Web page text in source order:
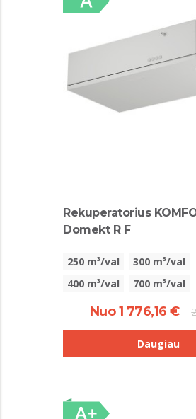
Rekuperatorius
Domekt R F
250 m³/val
300 m³/val
400 m³/val
700 m³/val
Nuo 1 776,16 €
Daugiau